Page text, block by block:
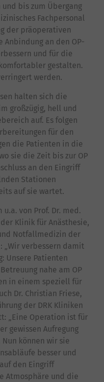
bis zum Übergang
Fachpersonal
der präoperativen
an den OP-
und für die
gestalten.
werden.
halten sich die
großzügig, hell und
auf. Es folgen
für den
die Patienten in die
sie die Zeit bis zur OP
an den Eingriff
Stationen
auf sie wartet.
u.a. von Prof. Dr. med.
Klinik für Anästhesie,
Notfallmedizin der
„Wir verbessern damit
Unsere Patienten
nahe am OP
in einem speziell für
Dr. Christian Friese,
der DRK Kliniken
„Eine Operation ist für
gewissen Aufregung
können wir sie
besser und
den Eingriff
Atmosphäre und die